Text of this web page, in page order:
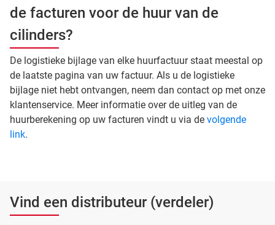
de facturen voor de huur van de
cilinders?
De logistieke bijlage van elke huurfactuur staat meestal op
de laatste pagina van uw factuur. Als u de logistieke
bijlage niet hebt ontvangen, neem dan contact op met onze
klantenservice. Meer informatie over de uitleg van de
huurberekening op uw facturen vindt u via de volgende
link.
Vind een distributeur (verdeler)